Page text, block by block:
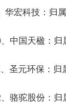
华宏科技：归
中国天楹：
圣元环保：归
骆驼股份：